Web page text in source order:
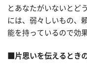
とあなたがいないとど
には、弱々しいもの、
能を持っているので効
■片思いを伝えるとき